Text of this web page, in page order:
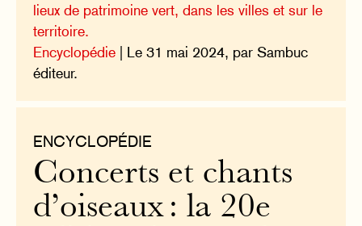
lieux de patrimoine vert, dans les villes et sur le
territoire.
Encyclopédie | Le 31 mai 2024, par Sambuc
éditeur.
ENCYCLOPÉDIE
Concerts et chants
d’oiseaux : la 20e